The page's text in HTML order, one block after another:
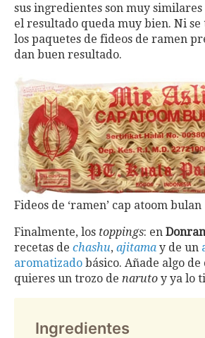
sus ingredientes son muy
el resultado queda muy bien. Ni
los paquetes de fideos de ramen
dan buen resultado.
Fideos de ‘ramen’ cap atoom bulan
Finalmente, los toppings: en
recetas de chashu, ajitama y de un
aromatizado básico. Añade algo
quieres un trozo de naruto y ya lo
Ingredientes